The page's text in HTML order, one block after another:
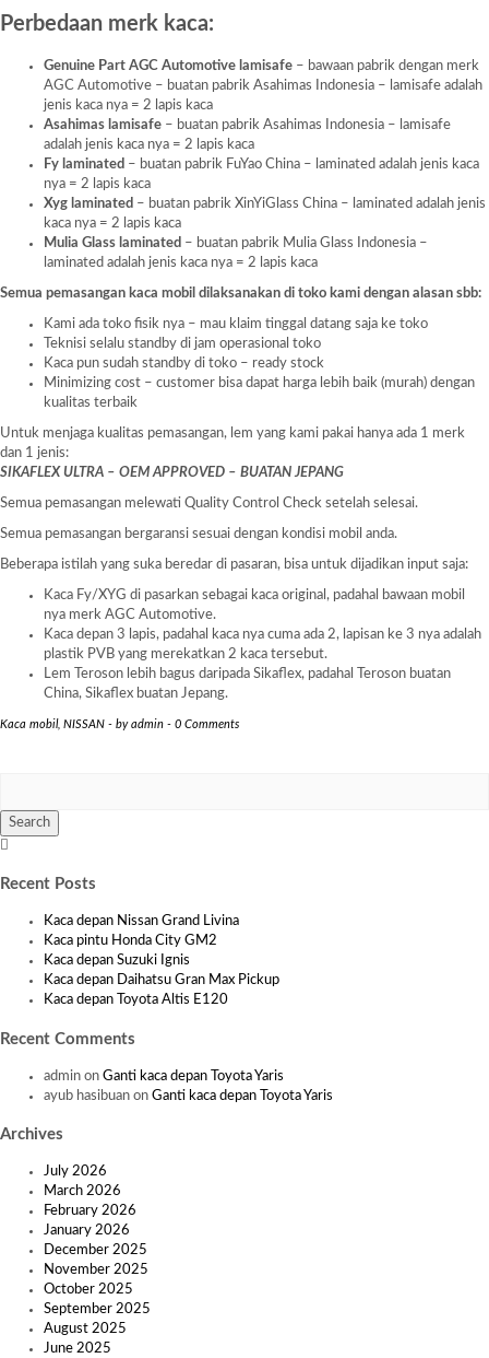
Perbedaan merk kaca:
Genuine Part AGC Automotive lamisafe – bawaan pabrik dengan merk
AGC Automotive – buatan pabrik Asahimas Indonesia – lamisafe adalah
jenis kaca nya = 2 lapis kaca
Asahimas lamisafe – buatan pabrik Asahimas Indonesia – lamisafe
adalah jenis kaca nya = 2 lapis kaca
Fy laminated – buatan pabrik FuYao China – laminated adalah jenis kaca
nya = 2 lapis kaca
Xyg laminated – buatan pabrik XinYiGlass China – laminated adalah jenis
kaca nya = 2 lapis kaca
Mulia Glass laminated – buatan pabrik Mulia Glass Indonesia –
laminated adalah jenis kaca nya = 2 lapis kaca
Semua pemasangan kaca mobil dilaksanakan di toko kami dengan alasan sbb:
Kami ada toko fisik nya – mau klaim tinggal datang saja ke toko
Teknisi selalu standby di jam operasional toko
Kaca pun sudah standby di toko – ready stock
Minimizing cost – customer bisa dapat harga lebih baik (murah) dengan
kualitas terbaik
Untuk menjaga kualitas pemasangan, lem yang kami pakai hanya ada 1 merk
dan 1 jenis:
SIKAFLEX ULTRA – OEM APPROVED – BUATAN JEPANG
Semua pemasangan melewati Quality Control Check setelah selesai.
Semua pemasangan bergaransi sesuai dengan kondisi mobil anda.
Beberapa istilah yang suka beredar di pasaran, bisa untuk dijadikan input saja:
Kaca Fy/XYG di pasarkan sebagai kaca original, padahal bawaan mobil
nya merk AGC Automotive.
Kaca depan 3 lapis, padahal kaca nya cuma ada 2, lapisan ke 3 nya adalah
plastik PVB yang merekatkan 2 kaca tersebut.
Lem Teroson lebih bagus daripada Sikaflex, padahal Teroson buatan
China, Sikaflex buatan Jepang.
Kaca mobil, NISSAN - byadmin - 0 Comments
Search
in
Recent Posts
Kaca depan Nissan Grand Livina
Kaca pintu Honda City GM2
Kaca depan Suzuki Ignis
Kaca depan Daihatsu Gran Max Pickup
Kaca depan Toyota Altis E120
Recent Comments
admin on Ganti kaca depan Toyota Yaris
ayub hasibuan on Ganti kaca depan Toyota Yaris
Archives
July 2026
March 2026
February 2026
January 2026
December 2025
November 2025
October 2025
September 2025
August 2025
June 2025